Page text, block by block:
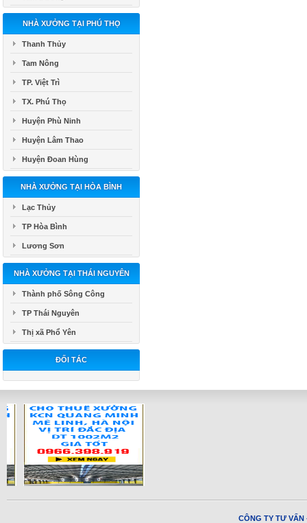
NHÀ XƯỞNG TẠI PHÚ THỌ
Thanh Thủy
Tam Nông
TP. Việt Trì
TX. Phú Thọ
Huyện Phù Ninh
Huyện Lâm Thao
Huyện Đoan Hùng
NHÀ XƯỞNG TẠI HÒA BÌNH
Lạc Thủy
TP Hòa Bình
Lương Sơn
NHÀ XƯỞNG TẠI THÁI NGUYÊN
Thành phố Sông Công
TP Thái Nguyên
Thị xã Phổ Yên
ĐỐI TÁC
CÔNG TY TƯ